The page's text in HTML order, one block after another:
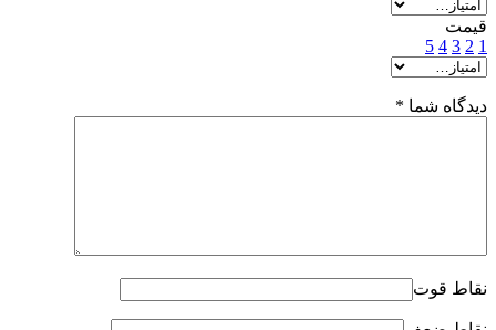
قیمت
1
2
3
4
5
دیدگاه شما *
نقاط قوت